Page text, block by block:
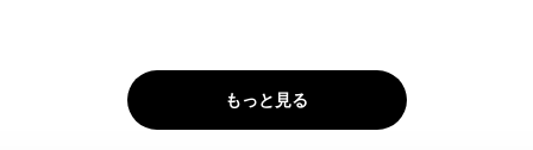
もっと見る